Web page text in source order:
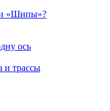
«Шипы»?
ось
и трассы